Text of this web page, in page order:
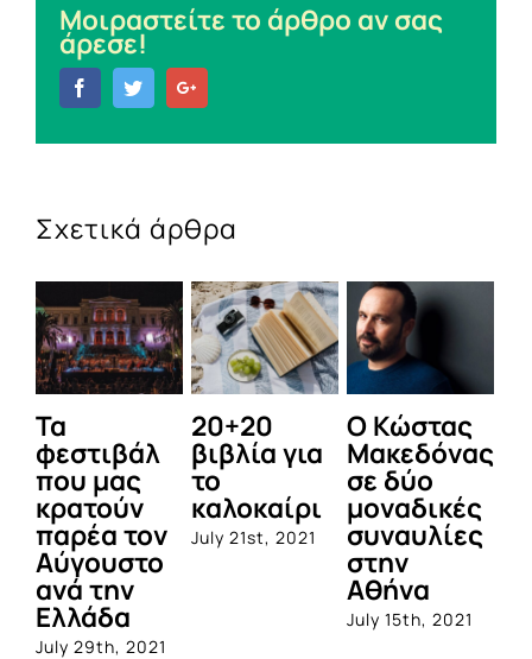
Μοιραστείτε το άρθρο αν σας
άρεσε!
FacebookTwitter
Σχετικά άρθρα
Τα
φεστιβάλ
που μας
κρατούν
παρέα τον
Αύγουστο
ανά την
Ελλάδα
July 29th, 2021
20+20
βιβλία για
το
καλοκαίρι
July 21st, 2021
Ο Κώστας
Μακεδόνας
σε δύο
μοναδικές
συναυλίες
στην
Αθήνα
July 15th, 2021